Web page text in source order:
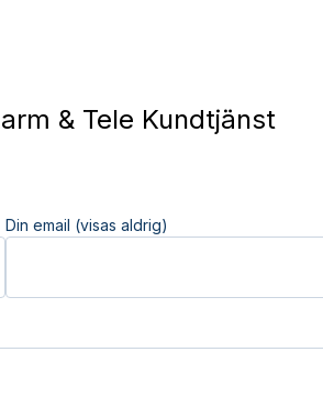
& Tele Kundtjänst
Din email (visas aldrig)